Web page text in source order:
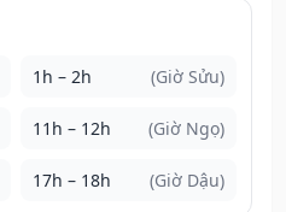
1h – 2h (Giờ Sửu)
11h – 12h (Giờ Ngọ)
17h – 18h (Giờ Dậu)